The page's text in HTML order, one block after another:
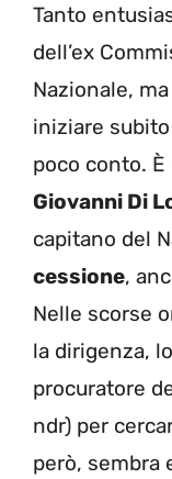
Tanto
dell’ex
Nazionale,
iniziare
poco conto.
Giovanni Di
capitano del
cessione,
Nelle scorse
la dirigenza,
procuratore
ndr) per
però, sembra